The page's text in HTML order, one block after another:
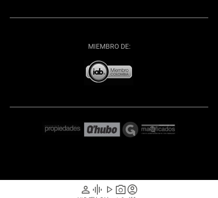
person graphic_eq play_arrow photo_cameraaccount_circle
MIEMBRO DE: